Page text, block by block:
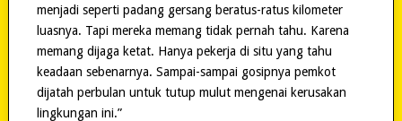
menjadi seperti padang gersang beratus-ratus kilometer
luasnya. Tapi mereka memang tidak pernah tahu. Karena
memang dijaga ketat. Hanya pekerja di situ yang tahu
keadaan sebenarnya. Sampai-sampai gosipnya pemkot
dijatah perbulan untuk tutup mulut mengenai kerusakan
lingkungan ini.”